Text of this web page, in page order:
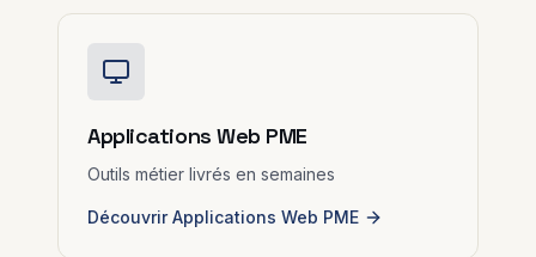
Applications Web PME
Outils métier livrés en semaines
Découvrir Applications Web PME